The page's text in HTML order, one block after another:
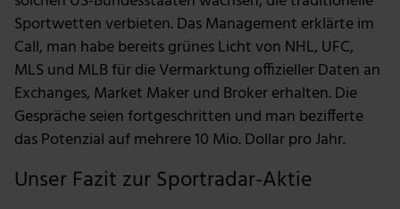
Sportwetten verbieten. Das Management erklärte im
Call, man habe bereits grünes Licht von NHL, UFC,
MLS und MLB für die Vermarktung offizieller Daten an
Exchanges, Market Maker und Broker erhalten. Die
Gespräche seien fortgeschritten und man bezifferte
das Potenzial auf mehrere 10 Mio. Dollar pro Jahr.
Unser Fazit zur Sportradar-Aktie